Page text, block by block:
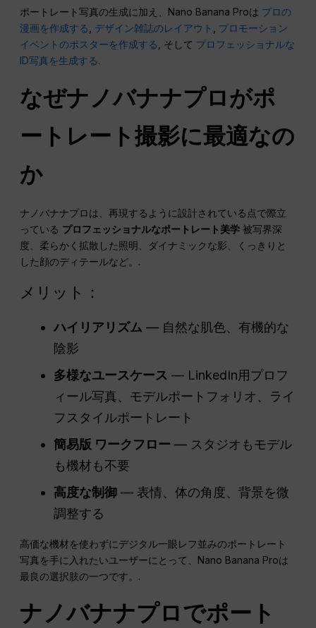
ポートレート写真の生成に加え、Nano Banana Proは プロの
漫画を作成する
デザイン雑誌のレイアウト
プロモーション
イベントのポスターを作成する
, そして プロフェッショナルな
ID写真を生成する.
なぜナノバナナプロがポ
ートレート撮影に最適なの
か
ナノバナナプロは、再現するように設計されている点で際立
っている プロフェッショナルなポートレート美学 被写界深
度、柔らかく拡散した照明、ダイナミックな影、くっきりと
した顔のディテールなど。.
メリット：
ハイリアリズム — 自然な肌色、有機的な
陰影
多様なユースケース — LinkedIn用プロフ
ィール写真、モデルポートフォリオ、ライ
フスタイルポートレート
簡易版 ワークフロー — スタジオもモデル
も機材も不要
高度な制御 — 表情、体の角度、背景を微
調整する
高価な機材を使わずにデジタル一眼レフ並みのポートレート
写真を手に入れたいユーザーにとって、Nano Banana Proは
最良の選択肢の一つです。.
ナノバナナプロでポート